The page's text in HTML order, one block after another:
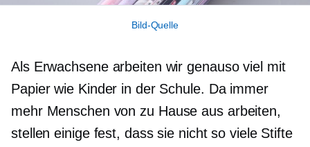
Bild-Quelle
Als Erwachsene arbeiten wir genauso viel mit
Papier wie Kinder in der Schule. Da immer
mehr Menschen von zu Hause aus arbeiten,
stellen einige fest, dass sie nicht so viele Stifte